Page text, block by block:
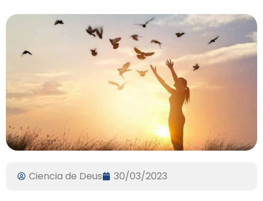
Ciencia de Deus 30/03/2023